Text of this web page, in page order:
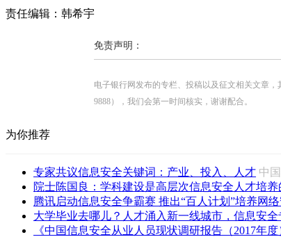
责任编辑：韩希宇
免责声明：
电子银行网发布的专栏、投稿以及征文相关文章，
9888），我们会第一时间核实，谢谢配合。
为你推荐
专家共议信息安全关键词：产业、投入、人才 中
院士陈国良：学科建设是高层次信息安全人才培养
腾讯启动信息安全争霸赛 推出“百人计划”培养网
大学毕业去哪儿？人才涌入新一线城市，信息安
《中国信息安全从业人员现状调研报告（2017年